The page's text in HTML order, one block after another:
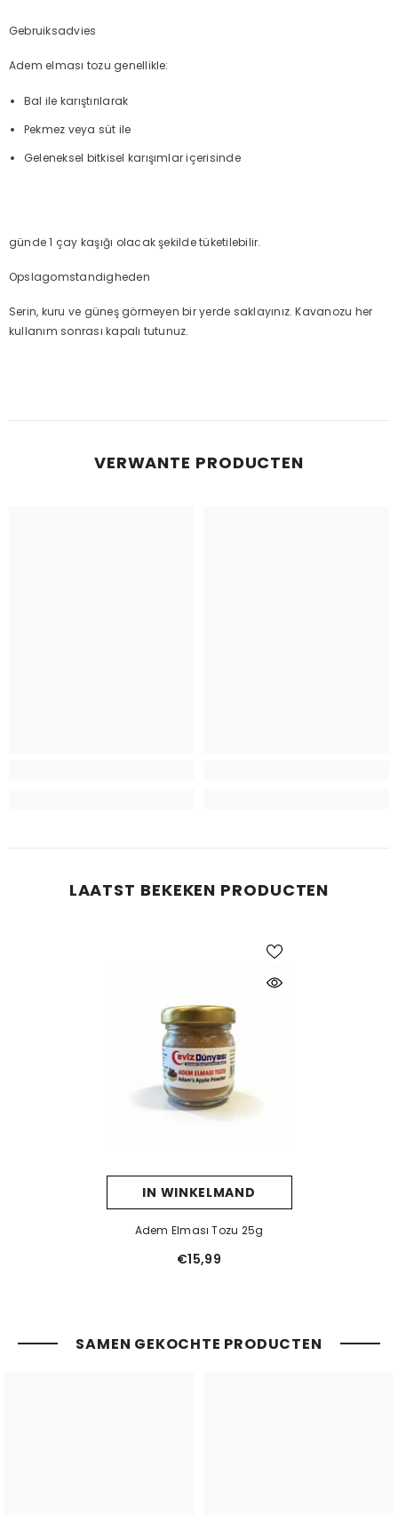
Gebruiksadvies
Adem elması tozu genellikle:
Bal ile karıştırılarak
Pekmez veya süt ile
Geleneksel bitkisel karışımlar içerisinde
günde 1 çay kaşığı olacak şekilde tüketilebilir.
Opslagomstandigheden
Serin, kuru ve güneş görmeyen bir yerde saklayınız. Kavanozu her
kullanım sonrası kapalı tutunuz.
VERWANTE PRODUCTEN
LAATST BEKEKEN PRODUCTEN
IN WINKELMAND
Adem Elması Tozu 25g
€15,99
SAMEN GEKOCHTE PRODUCTEN